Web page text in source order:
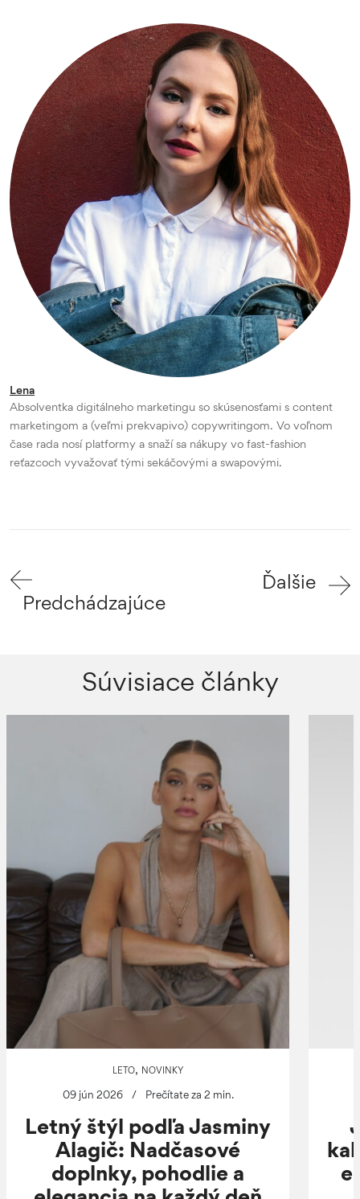
Lena
Absolventka digitálneho marketingu so skúsenosťami s content
marketingom a (veľmi prekvapivo) copywritingom. Vo voľnom
čase rada nosí platformy a snaží sa nákupy vo fast-fashion
reťazcoch vyvažovať tými sekáčovými a swapovými.
Predchádzajúce
Ďalšie
Súvisiace články
LETO, NOVINKY
09 jún 2026 / Prečítate za 2 min.
Letný štýl podľa Jasminy
Alagič: Nadčasové
doplnky, pohodlie a